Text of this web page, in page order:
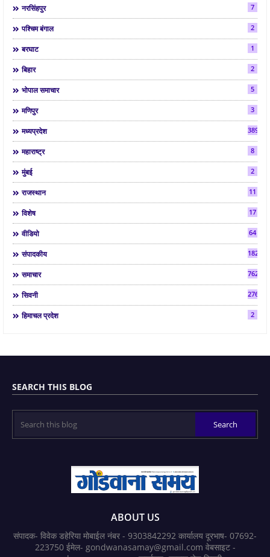
नरसिंहपुर 7
पश्चिम बंगाल 2
बरघाट 1
बिहार 2
भोपाल समाचार 5
मणिपुर 3
मध्यप्रदेश 3892
महाराष्ट्र 8
मुंबई 2
राजस्थान 11
विशेष 17
वीडियो 64
संपादकीय 182
समाचार 7624
सिवनी 2763
हिमाचल प्रदेश 2
SEARCH THIS BLOG
ABOUT US
संपादक- विवेक डहेरिया मोबाईल नंबर - 9303842292 कार्यालय दूरभाष- 07692-
223750 ईमेल- gondwanasamay@gmail.com वेबसाइट -